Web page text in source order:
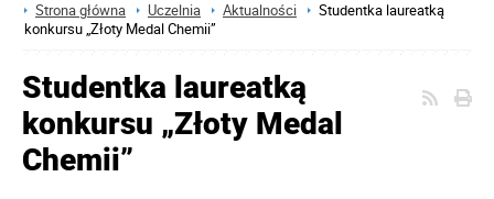
Strona główna Uczelnia Aktualności
Studentka laureatką
konkursu „Złoty Medal Chemii”
Studentka laureatką
konkursu „Złoty Medal
Chemii”